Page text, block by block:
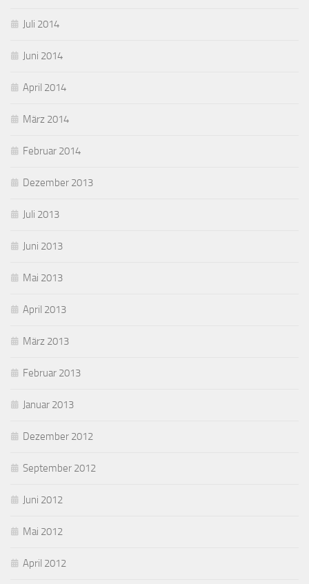
Juli 2014
Juni 2014
April 2014
März 2014
Februar 2014
Dezember 2013
Juli 2013
Juni 2013
Mai 2013
April 2013
März 2013
Februar 2013
Januar 2013
Dezember 2012
September 2012
Juni 2012
Mai 2012
April 2012